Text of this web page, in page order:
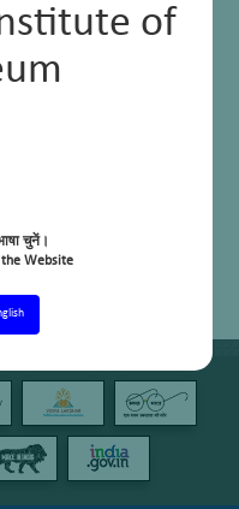
of
चुनें।
the Website